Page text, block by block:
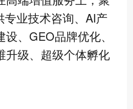
业技术咨询、AI产
、GEO品牌优化、
升级、超级个体孵化